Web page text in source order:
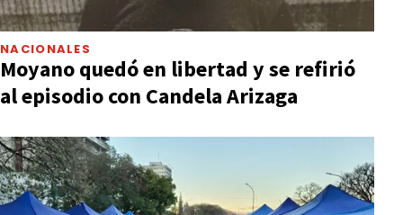
NACIONALES
Moyano quedó en libertad y se refirió
al episodio con Candela Arizaga